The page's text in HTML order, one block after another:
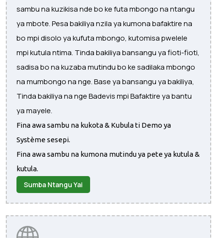
sambu na kuzikisa nde bo ke futa mbongo na ntangu
ya mbote. Pesa bakiliya nzila ya kumona bafaktire na
bo mpi disolo ya kufuta mbongo, kutomisa pwelele
mpi kutula ntima. Tinda bakiliya bansangu ya fioti-fioti,
sadisa bo na kuzaba mutindu bo ke sadilaka mbongo
na mumbongo na nge. Base ya bansangu ya bakiliya,
Tinda bakiliya na nge Badevis mpi Bafaktire ya bantu
ya mayele.
Fina awa sambu na kukota & Kubula ti Demo ya
Système sesepi.
Fina awa sambu na kumona mutindu ya pete ya kutula &
kutula.
Sumba Ntangu Yai